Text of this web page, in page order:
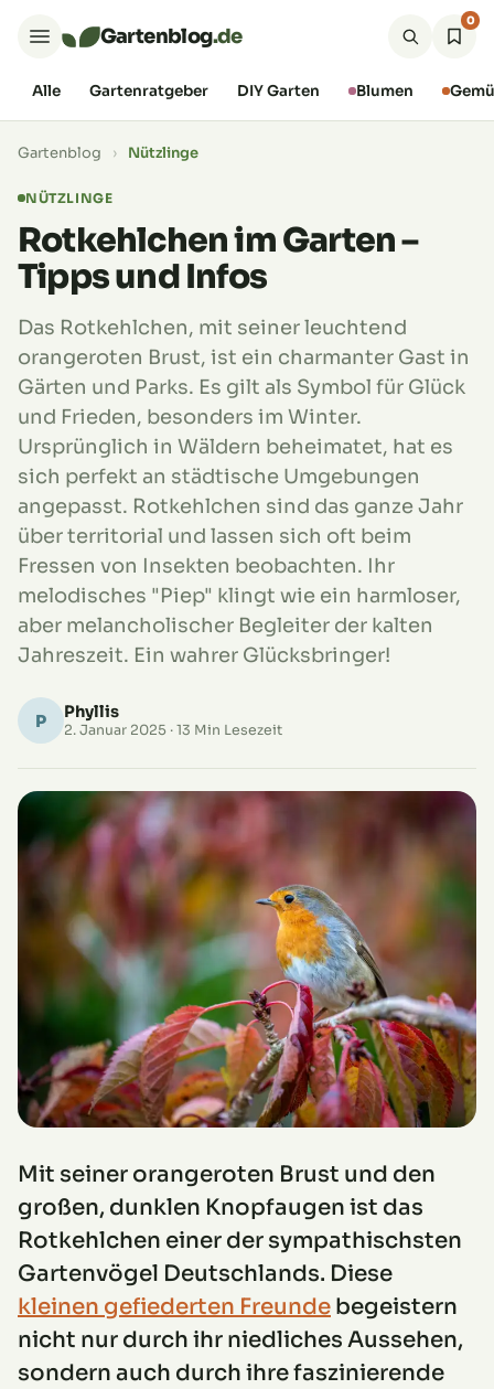
Gartenblog.de
0
Alle Gartenratgeber DIY Garten Blumen
Gartenblog › Nützlinge
NÜTZLINGE
Rotkehlchen im Garten –
Tipps und Infos
Das Rotkehlchen, mit seiner leuchtend
orangeroten Brust, ist ein charmanter Gast in
Gärten und Parks. Es gilt als Symbol für Glück
und Frieden, besonders im Winter.
Ursprünglich in Wäldern beheimatet, hat es
sich perfekt an städtische Umgebungen
angepasst. Rotkehlchen sind das ganze Jahr
über territorial und lassen sich oft beim
Fressen von Insekten beobachten. Ihr
melodisches "Piep" klingt wie ein harmloser,
aber melancholischer Begleiter der kalten
Jahreszeit. Ein wahrer Glücksbringer!
P Phyllis
2. Januar 2025 · 13 Min Lesezeit
Mit seiner orangeroten Brust und den
großen, dunklen Knopfaugen ist das
Rotkehlchen einer der sympathischsten
Gartenvögel Deutschlands. Diese
kleinen gefiederten Freunde begeistern
nicht nur durch ihr niedliches Aussehen,
sondern auch durch ihre faszinierende